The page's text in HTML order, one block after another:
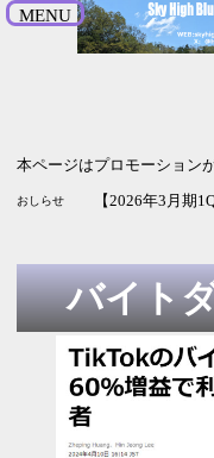
MENU
本ページはプロモーション
おしらせ 【2027年3月期
【2027年3月期
【2026年3月期
バイト